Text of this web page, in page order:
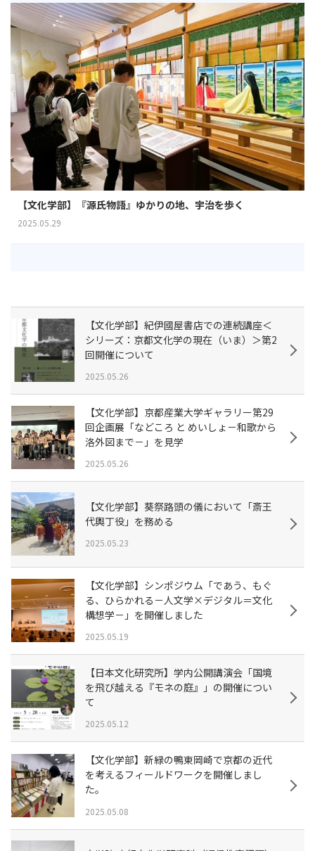
【文化学部】『源氏物語』ゆかりの地、宇治を歩く
2025.05.29
【文化学部】紀伊國屋書店での連続講座＜
シリーズ：京都文化学の現在（いま）＞第2
回開催について
2025.05.26
【文化学部】京都産業大学ギャラリー第29
回企画展「などころ と めいしょ－和歌から
洛外図まで－」を見学
2025.05.26
【文化学部】葵祭路頭の儀において「斎王
代輿丁役」を務める
2025.05.23
【文化学部】シンポジウム「であう、もぐ
る、ひらかれる－人文学×デジタル＝文化
構想学－」を開催しました
2025.05.19
【日本文化研究所】学内公開講演会「国境
を飛び越える『モネの庭』」の開催につい
て
2025.05.12
【文化学部】新緑の鴨東岡崎で京都の近代
を考えるフィールドワークを開催しまし
た。
2025.05.08